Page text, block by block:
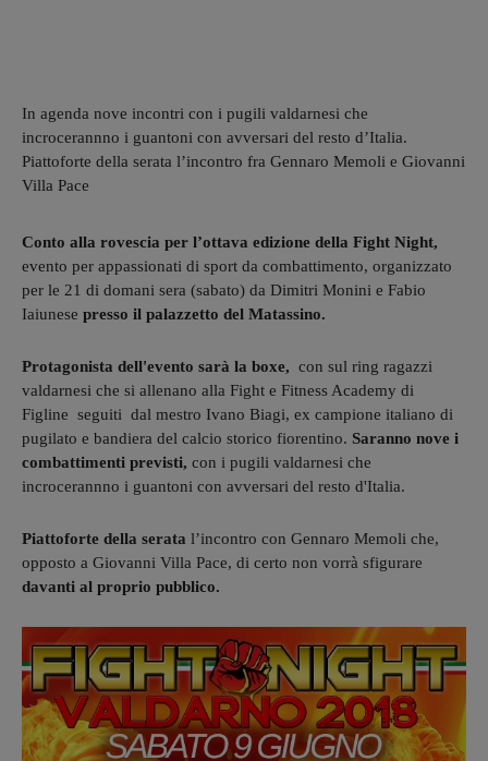
In agenda nove incontri con i pugili valdarnesi che
incrocerannno i guantoni con avversari del resto d’Italia.
Piattoforte della serata l’incontro fra Gennaro Memoli e Giovanni
Villa Pace
Conto alla rovescia per l’ottava edizione della Fight Night,
evento per appassionati di sport da combattimento, organizzato
per le 21 di domani sera (sabato) da Dimitri Monini e Fabio
Iaiunese presso il palazzetto del Matassino.
Protagonista dell'evento sarà la boxe, con sul ring ragazzi
valdarnesi che si allenano alla Fight e Fitness Academy di
Figline seguiti dal mestro Ivano Biagi, ex campione italiano di
pugilato e bandiera del calcio storico fiorentino. Saranno nove i
combattimenti previsti, con i pugili valdarnesi che
incrocerannno i guantoni con avversari del resto d'Italia.
Piattoforte della serata l’incontro con Gennaro Memoli che,
opposto a Giovanni Villa Pace, di certo non vorrà sfigurare
davanti al proprio pubblico.